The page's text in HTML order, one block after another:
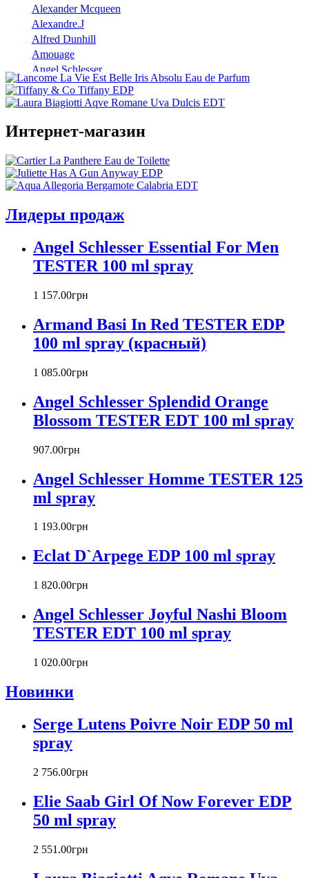
Alexander Mcqueen
Alexandre.J
Alfred Dunhill
Amouage
Angel Schlesser
Anna Sui
Annayake
Antonio Banderas
Armaf
Armand Basi
Atelier Cologne
Badgley Mischka
Banana Republic
Barex
Beyonce
Biotherm
Blumarine
Bottega Veneta
Bourjois
Britney Spears
Burberry
Byblos
Byredo
Cacharel
Calvin Klein
Carla Fracci
Carolina Herrera
Cartier
Chanel
Chevignon
Chopard
Christian Dior
Christina Aguilera
Cindy Crawford
Clive Christian
CnR Create
Cofinluxe
Comme Des Garcons
Costume National
Couch
Интернет-магазин
Лидеры продаж
Angel Schlesser Essential For Men
TESTER 100 ml spray
1 157.00грн
Armand Basi In Red TESTER EDP
100 ml spray (красный)
1 085.00грн
Angel Schlesser Splendid Orange
Blossom TESTER EDT 100 ml spray
907.00грн
Angel Schlesser Homme TESTER 125
ml spray
1 193.00грн
Eclat D`Arpege EDP 100 ml spray
1 820.00грн
Angel Schlesser Joyful Nashi Bloom
TESTER EDT 100 ml spray
1 020.00грн
Новинки
Serge Lutens Poivre Noir EDP 50 ml
spray
2 756.00грн
Elie Saab Girl Of Now Forever EDP
50 ml spray
2 551 .00грн